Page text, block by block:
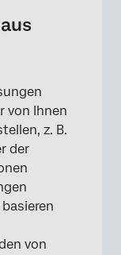
von Ihnen
z. B.
der
von